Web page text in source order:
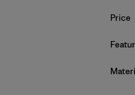
Filtrar
Price
Filtrar
Filtrar